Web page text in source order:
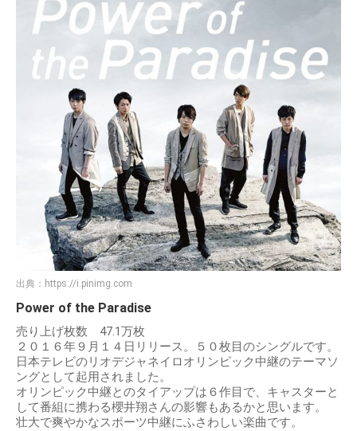
出典： https://i.pinimg.com
Power of the Paradise
売り上げ枚数 47.1万枚
２０１６年９月１４日リリース。５０枚目のシングルです。
日本テレビのリオデジャネイロオリンピック中継のテーマソ
ングとして起用されました。
オリンピック中継とのタイアップは６作目で、キャスターと
して番組に携わる櫻井翔さんの影響もあるかと思います。
壮大で爽やかなスポーツ中継にふさわしい楽曲です。